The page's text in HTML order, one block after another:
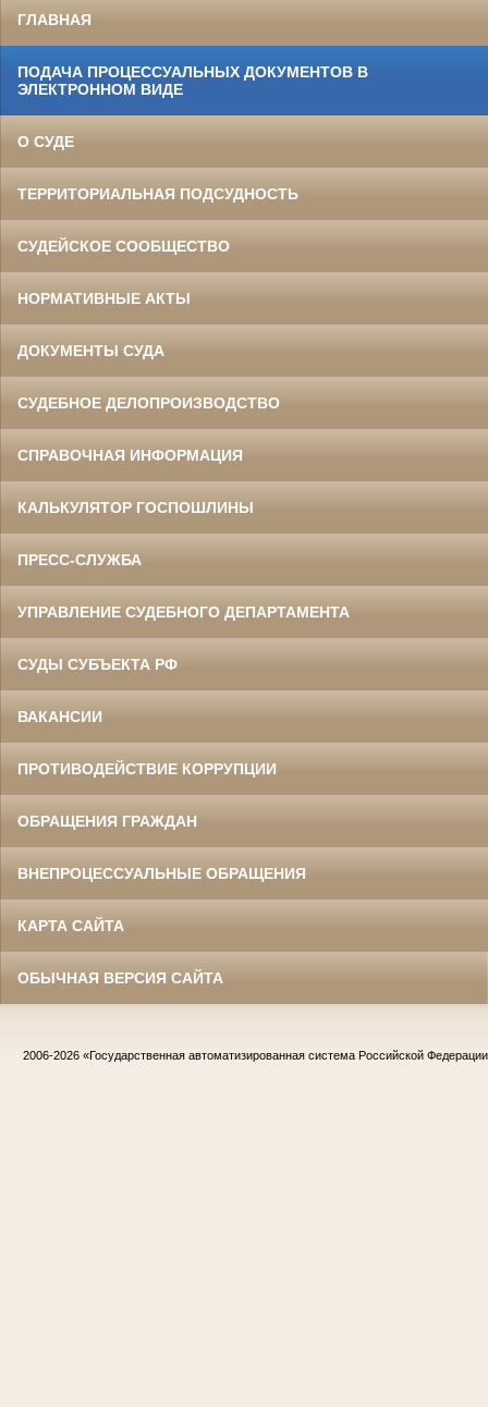
ГЛАВНАЯ
ПОДАЧА ПРОЦЕССУАЛЬНЫХ ДОКУМЕНТОВ В
ЭЛЕКТРОННОМ ВИДЕ
О СУДЕ
ТЕРРИТОРИАЛЬНАЯ ПОДСУДНОСТЬ
СУДЕЙСКОЕ СООБЩЕСТВО
НОРМАТИВНЫЕ АКТЫ
ДОКУМЕНТЫ СУДА
СУДЕБНОЕ ДЕЛОПРОИЗВОДСТВО
СПРАВОЧНАЯ ИНФОРМАЦИЯ
КАЛЬКУЛЯТОР ГОСПОШЛИНЫ
ПРЕСС-СЛУЖБА
УПРАВЛЕНИЕ СУДЕБНОГО ДЕПАРТАМЕНТА
СУДЫ СУБЪЕКТА РФ
ВАКАНСИИ
ПРОТИВОДЕЙСТВИЕ КОРРУПЦИИ
ОБРАЩЕНИЯ ГРАЖДАН
ВНЕПРОЦЕССУАЛЬНЫЕ ОБРАЩЕНИЯ
КАРТА САЙТА
ОБЫЧНАЯ ВЕРСИЯ САЙТА
2006-2026 «Государственная автоматизированная система Российской